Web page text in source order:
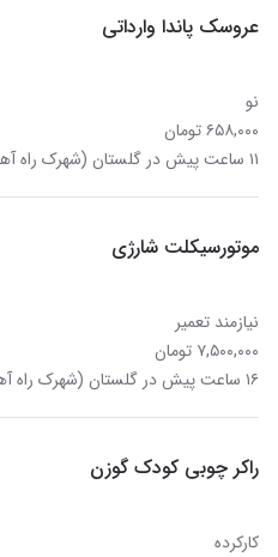
عروسک پاندا وارداتی
نو
۶۵۸,۰۰۰ تومان
۱۱ ساعت پیش در گلستان (شهرک راه آهن)
موتورسیکلت شارژی
نیازمند تعمیر
۷,۵۰۰,۰۰۰ تومان
۱۶ ساعت پیش در گلستان (شهرک راه آهن)
راکر چوبی کودک گوزن
کارکرده